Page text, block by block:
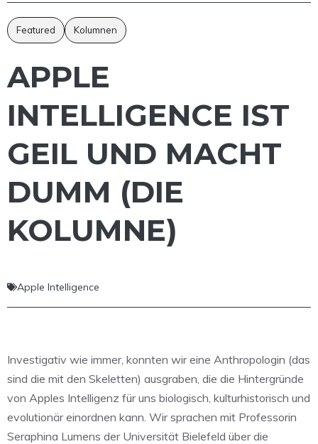
Featured Kolumnen
APPLE
INTELLIGENCE IST
GEIL UND MACHT
DUMM (DIE
KOLUMNE)
Apple Intelligence
Investigativ wie immer, konnten wir eine Anthropologin (das
sind die mit den Skeletten) ausgraben, die die Hintergründe
von Apples Intelligenz für uns biologisch, kulturhistorisch und
evolutionär einordnen kann. Wir sprachen mit Professorin
Seraphina Lumens der Universität Bielefeld über die